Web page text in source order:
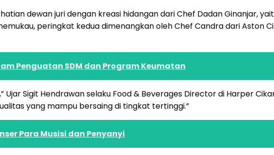
dewan juri dengan kreasi hidangan dari Chef Dadan Ginanjar,
peringkat kedua dimenangkan oleh Chef Candra dari Aston
Penguatan SDM dan Program Keumatan
Sigit Hendrawan selaku Food & Beverages Director di Harper
yang mampu bersaing di tingkat tertinggi.”
Para Musisi dan Penyanyi